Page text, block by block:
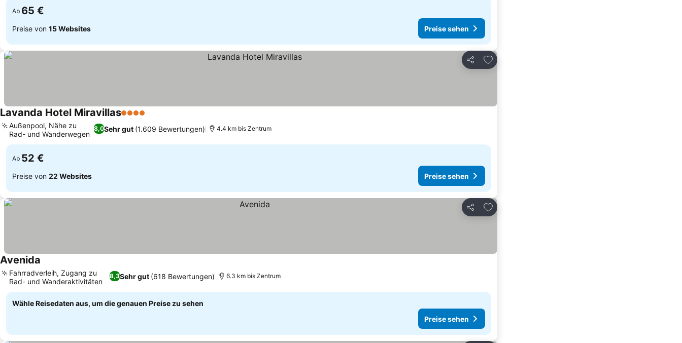
Ab 65 €
Preise von 15 Websites Preise sehen
Teilen
Zu Favoriten hinzufügen
Lavanda Hotel Miravillas4 Sterne
8,0Sehr gut (1.609 Bewertungen)
Außenpool, Nähe zu
Rad- und Wanderwegen
4.4 km bis Zentrum
Ab 52 €
Preise von 22 Websites Preise sehen
Teilen
Zu Favoriten hinzufügen
Avenida
8,3Sehr gut (618 Bewertungen)
Fahrradverleih, Zugang zu
Rad- und Wanderaktivitäten
6.3 km bis Zentrum
Wähle Reisedaten aus, um die genauen Preise zu sehen
Preise sehen